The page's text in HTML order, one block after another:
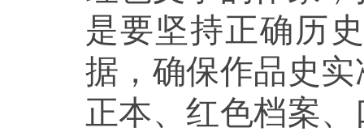
是要坚持正确历
据，确保作品史
正本、红色档案